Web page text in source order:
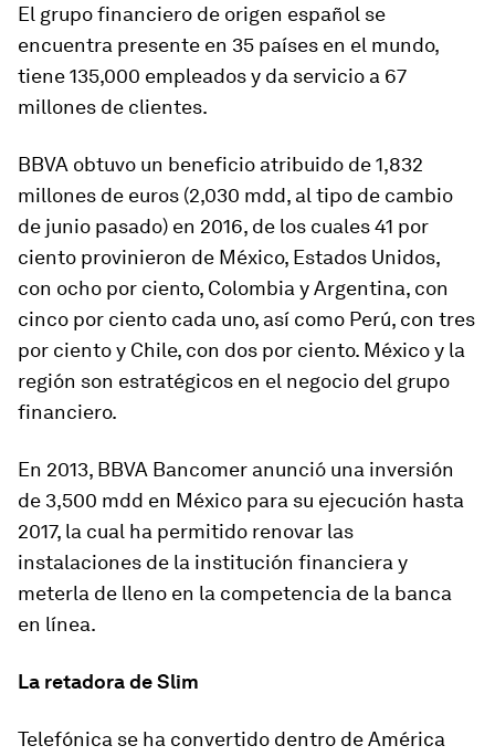
El grupo financiero de origen español se
encuentra presente en 35 países en el mundo,
tiene 135,000 empleados y da servicio a 67
millones de clientes.
BBVA obtuvo un beneficio atribuido de 1,832
millones de euros (2,030 mdd, al tipo de cambio
de junio pasado) en 2016, de los cuales 41 por
ciento provinieron de México, Estados Unidos,
con ocho por ciento, Colombia y Argentina, con
cinco por ciento cada uno, así como Perú, con tres
por ciento y Chile, con dos por ciento. México y la
región son estratégicos en el negocio del grupo
financiero.
En 2013, BBVA Bancomer anunció una inversión
de 3,500 mdd en México para su ejecución hasta
2017, la cual ha permitido renovar las
instalaciones de la institución financiera y
meterla de lleno en la competencia de la banca
en línea.
La retadora de Slim
Telefónica se ha convertido dentro de América